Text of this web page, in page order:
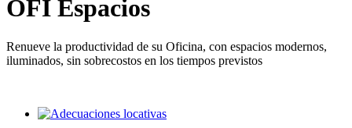
OFI Espacios
Renueve la productividad de su Oficina, con espacios modernos,
iluminados, sin sobrecostos en los tiempos previstos